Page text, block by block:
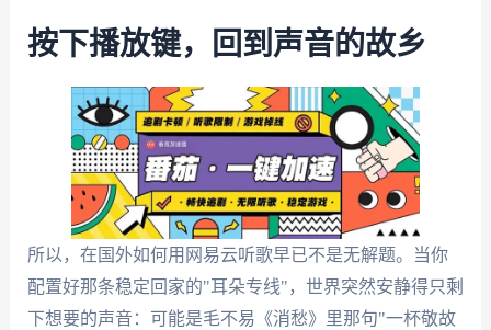
按下播放键，回到声音的故乡
所以，在国外如何用网易云听歌早已不是无解题。当你
配置好那条稳定回家的"耳朵专线"，世界突然安静得只剩
下想要的声音：可能是毛不易《消愁》里那句"一杯敬故